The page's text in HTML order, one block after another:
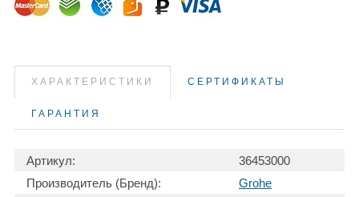
ХАРАКТЕРИСТИКИ СЕРТИФИКАТЫ
ГАРАНТИЯ
Артикул:
36453000
Производитель (Бренд):
Grohe